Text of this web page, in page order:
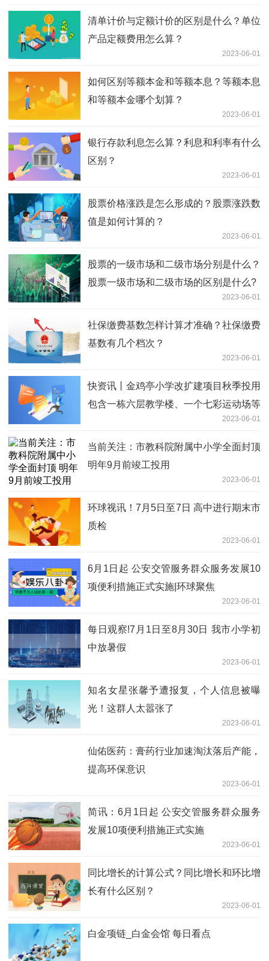
清单计价与定额计价的区别是什么？单位
产品定额费用怎么算？
2023-06-01
如何区别等额本金和等额本息？等额本息
和等额本金哪个划算？
2023-06-01
银行存款利息怎么算？利息和利率有什么
区别？
2023-06-01
股票价格涨跌是怎么形成的？股票涨跌数
值是如何计算的？
2023-06-01
股票的一级市场和二级市场分别是什么？
股票一级市场和二级市场的区别是什么?
2023-06-01
社保缴费基数怎样计算才准确？社保缴费
基数有几个档次？
2023-06-01
快资讯丨金鸡亭小学改扩建项目秋季投用
包含一栋六层教学楼、一个七彩运动场等
2023-06-01
当前关注：市教科院附属中小学全面封顶
明年9月前竣工投用
2023-06-01
环球视讯！7月5日至7日 高中进行期末市
质检
2023-06-01
6月1日起 公安交管服务群众服务发展10
项便利措施正式实施|环球聚焦
2023-06-01
每日观察!7月1日至8月30日 我市小学初
中放暑假
2023-06-01
知名女星张馨予遭报复，个人信息被曝
光！这群人太嚣张了
2023-06-01
仙佑医药：膏药行业加速淘汰落后产能，
提高环保意识
2023-06-01
简讯：6月1日起 公安交管服务群众服务
发展10项便利措施正式实施
2023-06-01
同比增长的计算公式？同比增长和环比增
长有什么区别？
2023-06-01
白金项链_白金会馆 每日看点